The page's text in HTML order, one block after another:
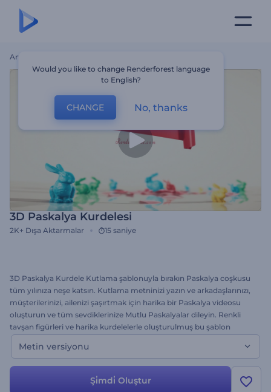
Ana Sayfa
3D Paskalya Kurdelesi
2K+ Dışa Aktarmalar 15 saniye
3D Paskalya Kurdele Kutlama şablonuyla bırakın Paskalya coşkusu
tüm yılınıza neşe katsın. Kutlama metninizi yazın ve arkadaşlarınızı,
müşterilerinizi, ailenizi şaşırtmak için harika bir Paskalya videosu
oluşturun ve tüm sevdiklerinize Mutlu Paskalyalar dileyin. Renkli
tavşan figürleri ve harika kurdelelerle oluşturulmuş bu şablon
metninizi reklamlar, sunumlar, tatil ve sezon kutlamaları, Paskalya,
doğum günü partisi, özel etkinlikler ve daha fazlası için harika bir
Metin versiyonu
Şi̇mdi̇ Oluştur
Would you like to change Renderforest language
to English?
CHANGE No, thanks